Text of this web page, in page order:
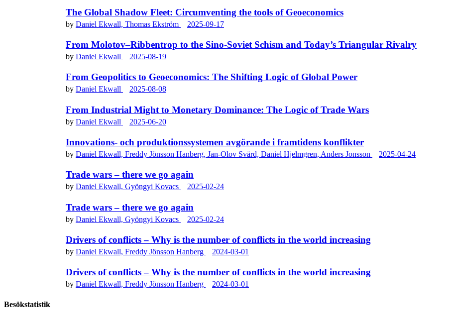
The Global Shadow Fleet: Circumventing the tools of Geoeconomics
by Daniel Ekwall, Thomas Ekström 2025-09-17
From Molotov–Ribbentrop to the Sino-Soviet Schism and Today’s Triangular Rivalry
by Daniel Ekwall 2025-08-19
From Geopolitics to Geoeconomics: The Shifting Logic of Global Power
by Daniel Ekwall 2025-08-08
From Industrial Might to Monetary Dominance: The Logic of Trade Wars
by Daniel Ekwall 2025-06-20
Innovations- och produktionssystemen avgörande i framtidens konflikter
by Daniel Ekwall, Freddy Jönsson Hanberg, Jan-Olov Svärd, Daniel Hjelmgren, Anders Jonsson 2025-04-24
Trade wars – there we go again
by Daniel Ekwall, Gyöngyi Kovacs 2025-02-24
Trade wars – there we go again
by Daniel Ekwall, Gyöngyi Kovacs 2025-02-24
Drivers of conflicts – Why is the number of conflicts in the world increasing
by Daniel Ekwall, Freddy Jönsson Hanberg 2024-03-01
Drivers of conflicts – Why is the number of conflicts in the world increasing
by Daniel Ekwall, Freddy Jönsson Hanberg 2024-03-01
Besökstatistik